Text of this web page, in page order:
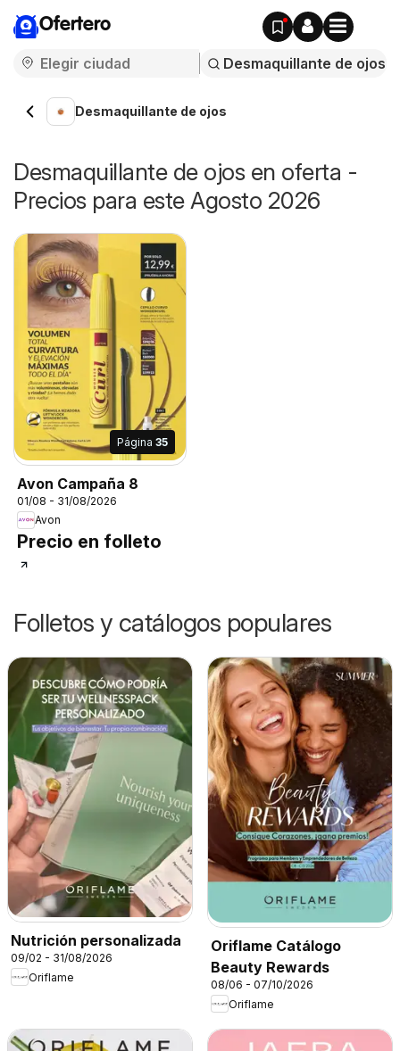
Ofertero
Desmaquillante de ojos
Desmaquillante de ojos en oferta -
Precios para este Agosto 2026
Página 35
Avon Campaña 8
01/08 - 31/08/2026
Avon
Precio en folleto
Folletos y catálogos populares
Nutrición personalizada
09/02 - 31/08/2026
Oriflame
Oriflame Catálogo
Beauty Rewards
08/06 - 07/10/2026
Oriflame